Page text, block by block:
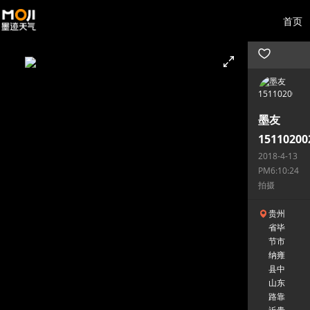
首页
墨友
2018-4-13
PM6:10:24
拍摄
贵州
省毕
节市
纳雍
县中
山东
路靠